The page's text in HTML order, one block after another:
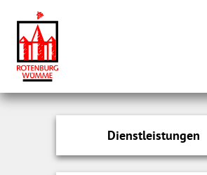
Dienstleistungen